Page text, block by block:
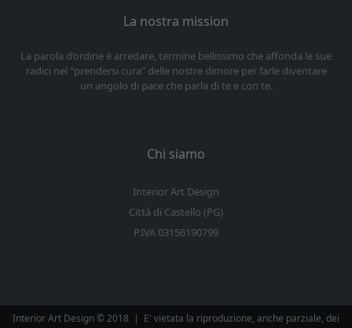
La nostra mission
La parola d’ordine è arredare, termine bellissimo che affonda le sue
radici nel “prendersi cura” delle nostre dimore per farle diventare
un angolo di pace che parla di te e con te.
Chi siamo
Interior Art Design
Città di Castello (PG)
P.IVA 03156190799
Interior Art Design © 2018 | E' vietata la riproduzione, anche parziale, dei